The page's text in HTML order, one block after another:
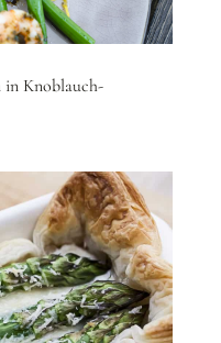
in Knoblauch-